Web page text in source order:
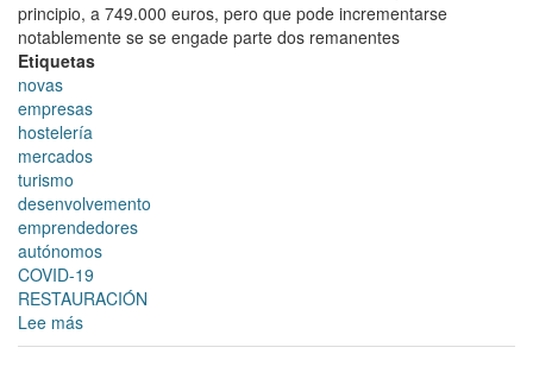
maio
principio, a 749.000 euros, pero que pode incrementarse
notablemente se se engade parte dos remanentes
Etiquetas
novas
empresas
hostelería
mercados
turismo
desenvolvemento
emprendedores
autónomos
COVID-19
RESTAURACIÓN
Lee más
Reunión